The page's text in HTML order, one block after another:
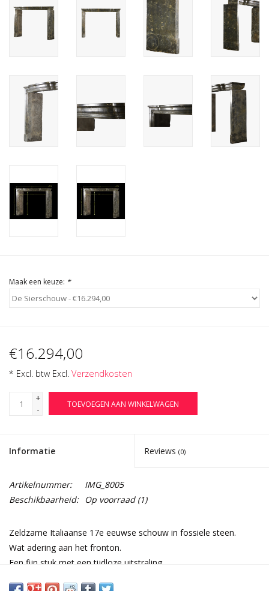
AI-Ready Database
Login
Maak een keuze: *
€16.294,00
* Excl. btw Excl. Verzendkosten
+
-
TOEVOEGEN AAN WINKELWAGEN
Informatie Reviews (0)
Artikelnummer:
IMG_8005
Beschikbaarheid: Op voorraad(1)
Zeldzame Italiaanse 17e eeuwse schouw in fossiele steen.
Wat adering aan het fronton.
Een fijn stuk met een tijdloze uitstraling.